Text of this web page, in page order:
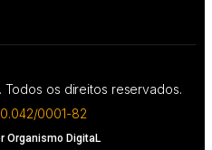
os direitos reservados.
0001-82
Organismo DigitaL